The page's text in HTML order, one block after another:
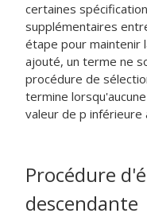
certaines
supplémentaires
étape pour maintenir
ajouté, un terme ne
procédure de
termine
valeur de p inférieure
Procédure
descendante